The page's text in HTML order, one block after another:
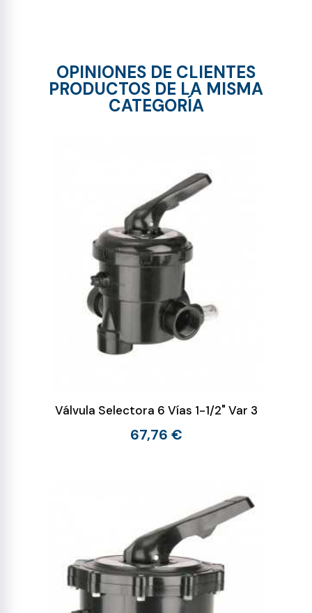
OPINIONES DE CLIENTES
PRODUCTOS DE LA MISMA
CATEGORÍA
Válvula Selectora 6 Vías 1-1/2" Var 3
67,76 €